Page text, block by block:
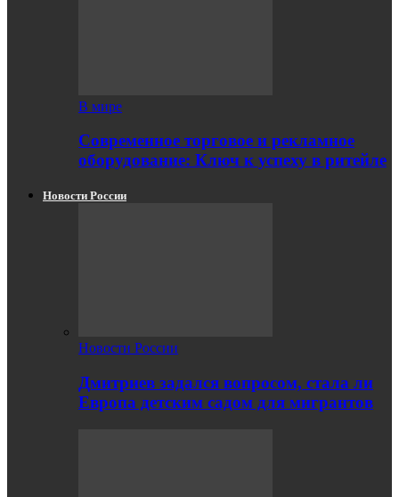
В мире
Современное торговое и рекламное
оборудование: Ключ к успеху в ритейле
Новости России
Новости России
Дмитриев задался вопросом, стала ли
Европа детским садом для мигрантов